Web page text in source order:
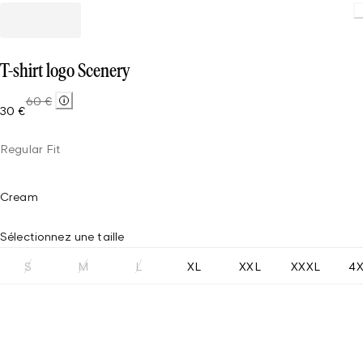
T-shirt logo Scenery
30 €
60 €
Regular Fit
Cream
Sélectionnez une taille
S M L XL XXL XXXL